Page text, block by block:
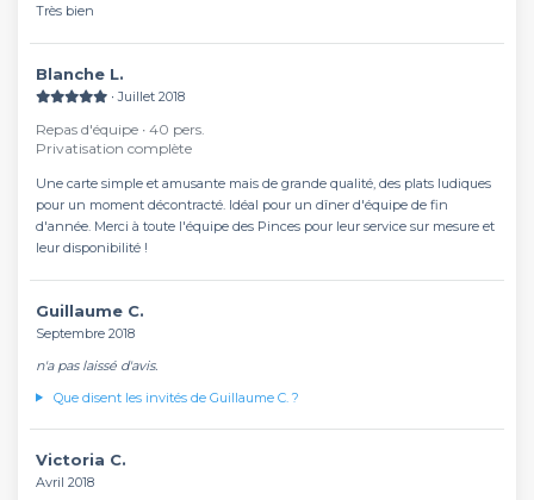
Très bien
Blanche L.
∙ Juillet 2018
Repas d'équipe ∙ 40 pers.
Privatisation complète
Une carte simple et amusante mais de grande qualité, des plats ludiques
pour un moment décontracté. Idéal pour un dîner d'équipe de fin
d'année. Merci à toute l'équipe des Pinces pour leur service sur mesure et
leur disponibilité !
Guillaume C.
Septembre 2018
n'a pas laissé d'avis.
Que disent les invités de Guillaume C. ?
Victoria C.
Avril 2018